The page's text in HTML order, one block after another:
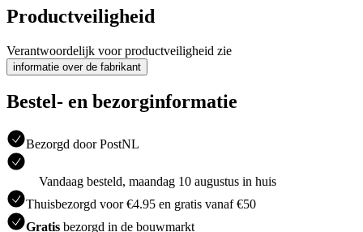
Productveiligheid
Verantwoordelijk voor productveiligheid zie
informatie over de fabrikant
Bestel- en bezorginformatie
Bezorgd door PostNL
Vandaag besteld, maandag 10 augustus in huis
Thuisbezorgd voor €4.95 en gratis vanaf €50
Gratis bezorgd in de bouwmarkt